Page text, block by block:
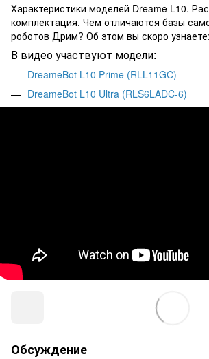
Характеристики моделей Dreame L10.
комплектация. Чем отличаются базы
роботов Дрим? Об этом вы скоро узнаете:
В видео участвуют модели:
DreameBot L10 Prime (RLL11GC)
DreameBot L10 Ultra (RLS6LADC-6)
Обсуждение